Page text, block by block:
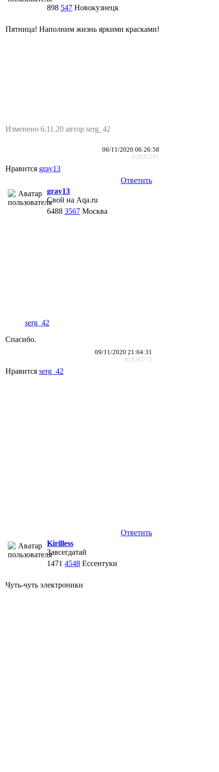
898 547 Новокузнецк
Пятница! Наполним жизнь яркими красками!
Изменено 6.11.20 автор serg_42
06/11/2020 06:26:58
#2835201
Нравится gray13
Ответить
gray13
Свой на Aqa.ru
6488 3567 Москва
serg_42
Спасибо.
09/11/2020 21:04:31
#2836773
Нравится serg_42
Ответить
Kirilless
Завсегдатай
1471 4548 Ессентуки
Чуть-чуть электроники